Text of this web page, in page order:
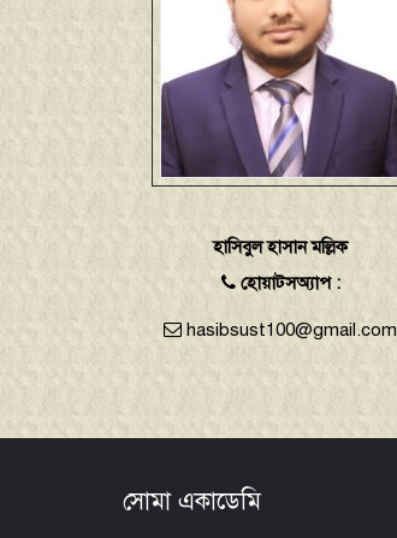
হাসিবুল হাসান মল্লিক
হোয়াটসঅ্যাপ :
hasibsust100@gmail.com
সোমা একাডেমি